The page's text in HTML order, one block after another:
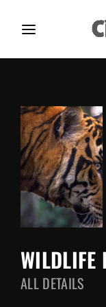
WILDLIFE
ALL DETAILS
Press Enter
Password
Remember